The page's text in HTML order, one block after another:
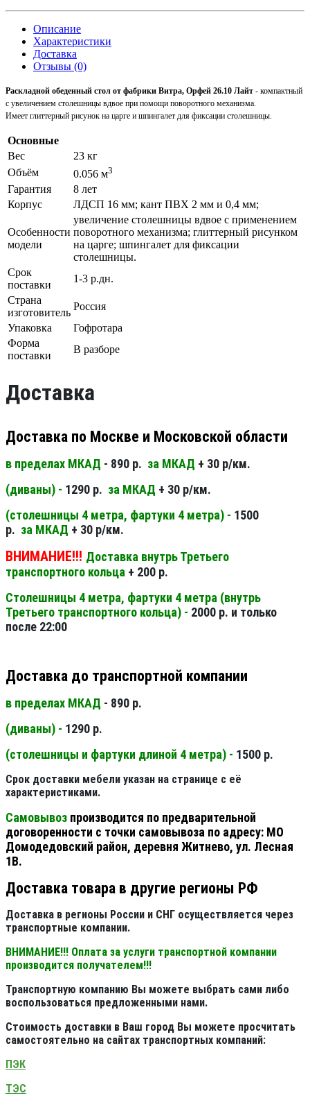
Описание
Характеристики
Доставка
Отзывы (0)
Раскладной обеденный стол от фабрики Витра, Орфей 26.10 Лайт - компактный
с увеличением столешницы вдвое при помощи поворотного механизма.
Имеет глиттерный рисунок на царге и шпингалет для фиксации столешницы.
Основные
Вес
23 кг
Объём
0.056 м3
Гарантия
8 лет
Корпус
ЛДСП 16 мм; кант ПВХ 2 мм и 0,4 мм;
Особенности
модели
увеличение столешницы вдвое с применением
поворотного механизма; глиттерный рисунком
на царге; шпингалет для фиксации
столешницы.
Срок
поставки
1-3 р.дн.
Страна
изготовитель
Россия
Упаковка
Гофротара
Форма
поставки
В разборе
Доставка
Доставка по Москве и Московской области
в пределах МКАД - 890 р. за МКАД + 30 р/км.
(диваны) - 1290 р. за МКАД + 30 р/км.
(столешницы 4 метра, фартуки 4 метра) - 1500
р. за МКАД + 30 р/км.
ВНИМАНИЕ!!! Доставка внутрь Третьего
транспортного кольца + 200 р.
Столешницы 4 метра, фартуки 4 метра (внутрь
Третьего транспортного кольца) - 2000 р. и только
после 22:00
Доставка до транспортной компании
в пределах МКАД - 890 р.
(диваны) - 1290 р.
(столешницы и фартуки длиной 4 метра) - 1500 р.
Срок доставки мебели указан на странице с её
характеристиками.
Самовывоз производится по предварительной
договоренности с точки самовывоза по адресу: МО
Домодедовский район, деревня Житнево, ул. Лесная
1В.
Доставка товара в другие регионы РФ
Доставка в регионы России и СНГ осуществляется через
транспортные компании.
ВНИМАНИЕ!!! Оплата за услуги транспортной компании
производится получателем!!!
Транспортную компанию Вы можете выбрать сами либо
воспользоваться предложенными нами.
Стоимость доставки в Ваш город Вы можете просчитать
самостоятельно на сайтах транспортных компаний:
ПЭК
ТЭС